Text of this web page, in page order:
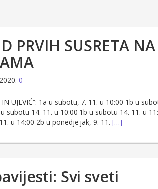
PRVIH SUSRETA
0
UJEVIĆ“: 1a u subotu, 7. 11. u 10:00 1b u
u subotu 14. 11. u 10:00 1b u subotu 14. 11. u
u 14:00 2b u ponedjeljak, 9. 11. […]
Svi sveti